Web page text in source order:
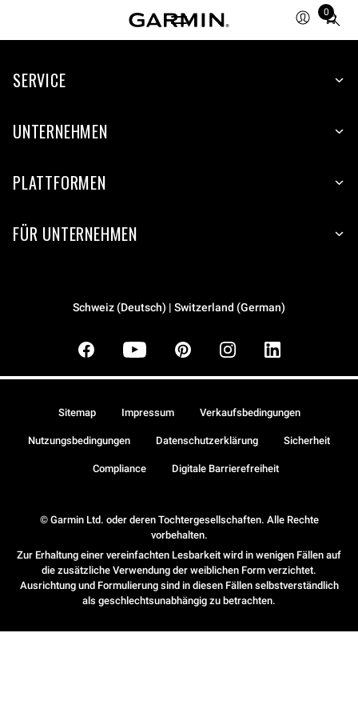
0
Total
items
cart:
SERVICE
UNTERNEHMEN
PLATTFORMEN
FÜR UNTERNEHMEN
Schweiz (Deutsch) | Switzerland (German)
© Garmin Ltd. oder deren Tochtergesellschaften. Alle Rechte
vorbehalten.
Zur Erhaltung einer vereinfachten Lesbarkeit wird in wenigen Fällen auf
die zusätzliche Verwendung der weiblichen Form verzichtet.
Ausrichtung und Formulierung sind in diesen Fällen selbstverständlich
als geschlechtsunabhängig zu betrachten.
Sitemap Impressum Verkaufsbedingungen
Nutzungsbedingungen Datenschutzerklärung Sicherheit
Compliance Digitale Barrierefreiheit